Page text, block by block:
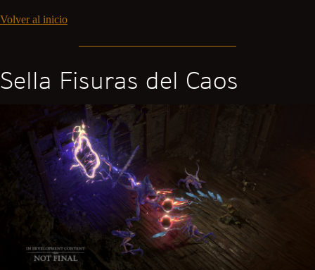
Volver al inicio
Sella Fisuras del Caos